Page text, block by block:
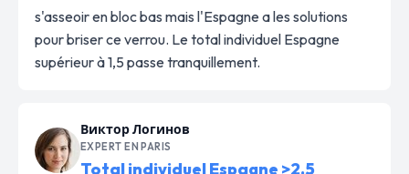
s'asseoir en bloc bas mais l'Espagne a les solutions
pour briser ce verrou. Le total individuel Espagne
supérieur à 1,5 passe tranquillement.
Виктор Логинов
EXPERT EN PARIS
Total individuel Espagne >2.5